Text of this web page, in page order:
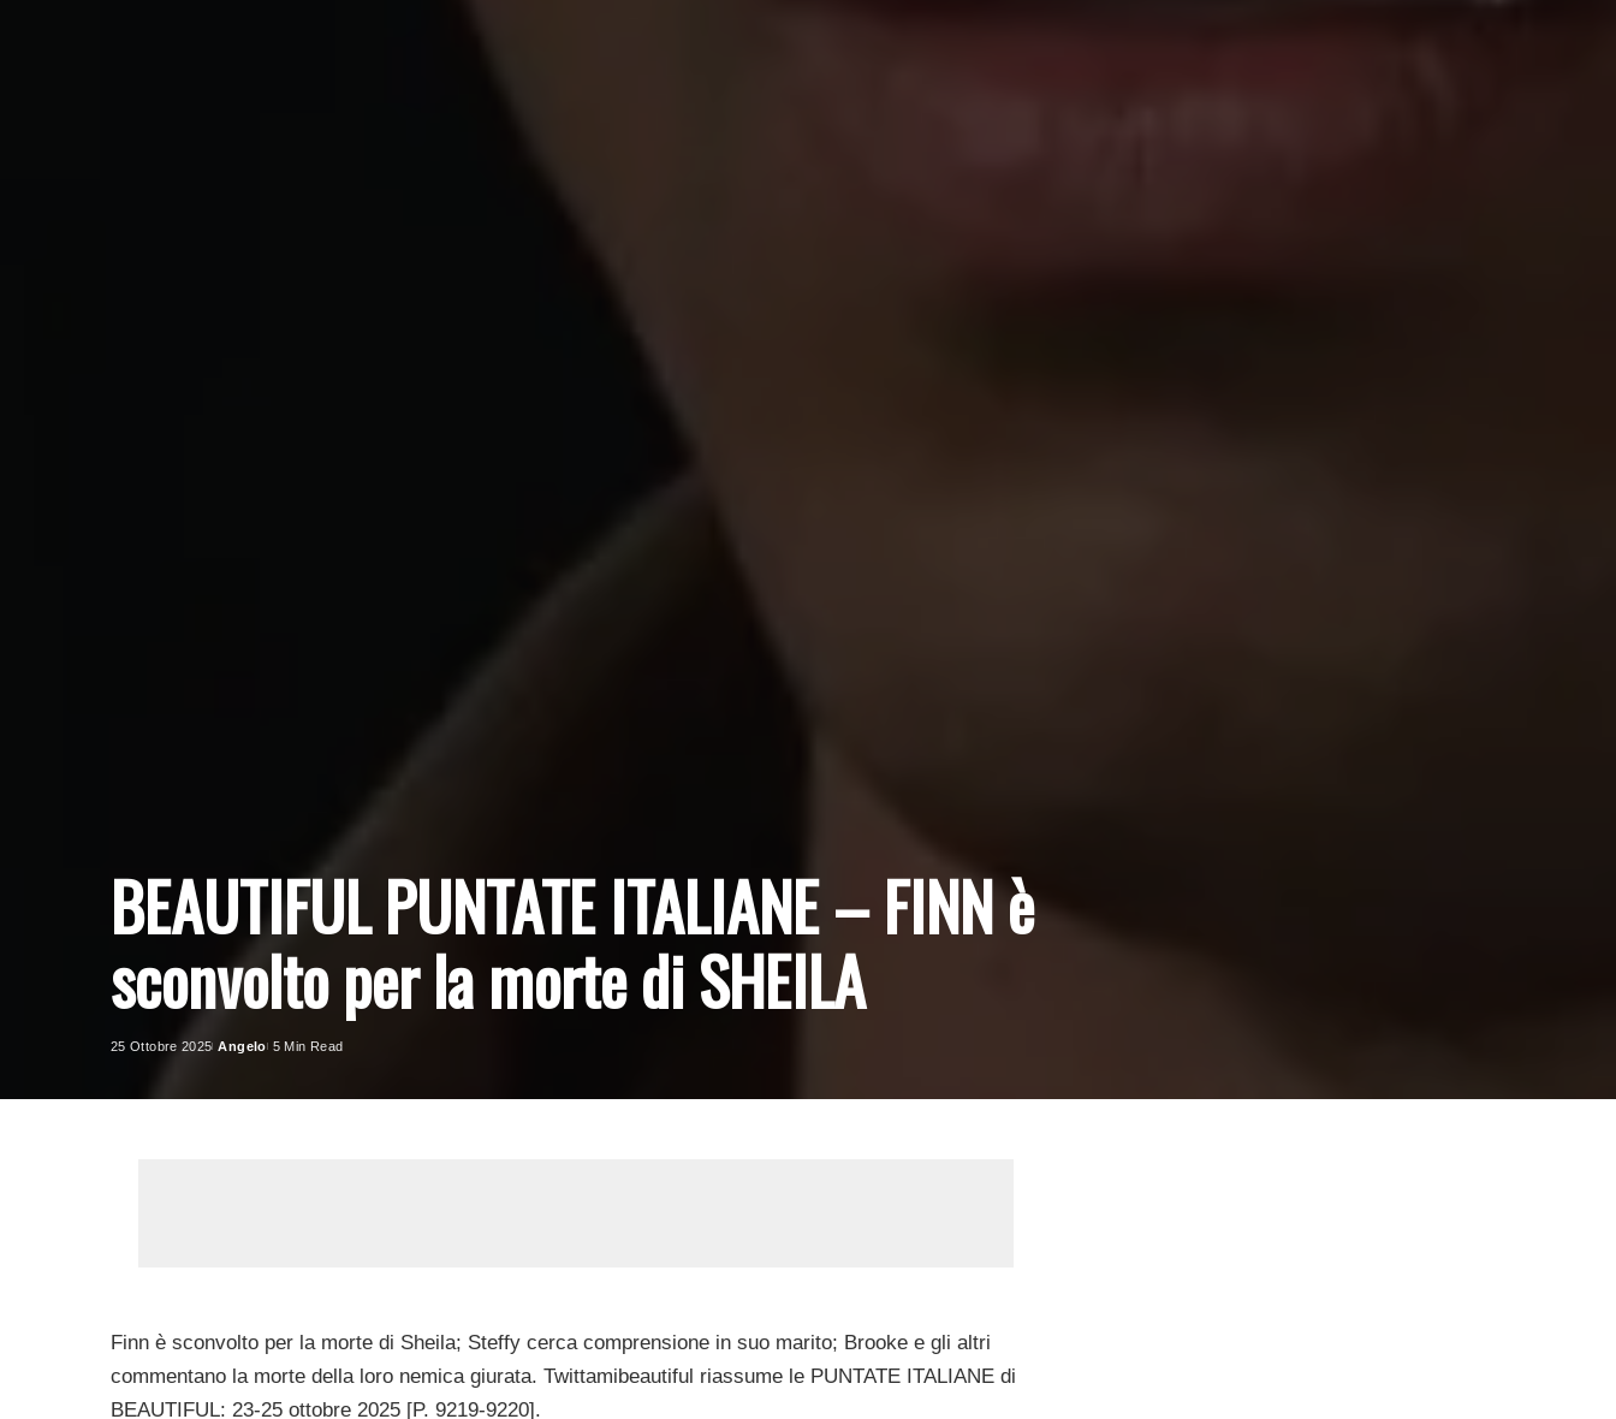
BEAUTIFUL PUNTATE ITALIANE – FINN è
sconvolto per la morte di SHEILA
25 Ottobre 2025
Posted
Angelo 5 Min Read
Finn è sconvolto per la morte di Sheila; Steffy cerca comprensione in suo marito; Brooke e gli altri
commentano la morte della loro nemica giurata. Twittamibeautiful riassume le PUNTATE ITALIANE di
BEAUTIFUL: 23-25 ottobre 2025 [P. 9219-9220].